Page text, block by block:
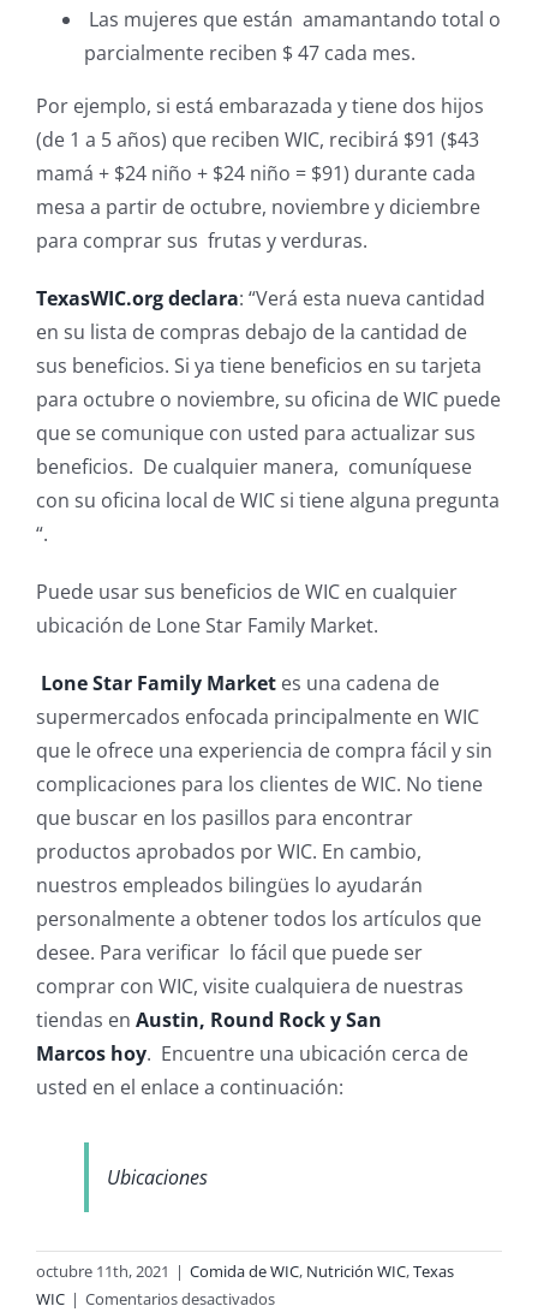
Las mujeres que están amamantando total o
parcialmente reciben $ 47 cada mes.
Por ejemplo, si está embarazada y tiene dos hijos
(de 1 a 5 años) que reciben WIC, recibirá $91 ($43
mamá + $24 niño + $24 niño = $91) durante cada
mesa a partir de octubre, noviembre y diciembre
para comprar sus frutas y verduras.
TexasWIC.org declara: “Verá esta nueva cantidad
en su lista de compras debajo de la cantidad de
sus beneficios. Si ya tiene beneficios en su tarjeta
para octubre o noviembre, su oficina de WIC puede
que se comunique con usted para actualizar sus
beneficios. De cualquier manera, comuníquese
con su oficina local de WIC si tiene alguna pregunta
“.
Puede usar sus beneficios de WIC en cualquier
ubicación de Lone Star Family Market.
Lone Star Family Market es una cadena de
supermercados enfocada principalmente en WIC
que le ofrece una experiencia de compra fácil y sin
complicaciones para los clientes de WIC. No tiene
que buscar en los pasillos para encontrar
productos aprobados por WIC. En cambio,
nuestros empleados bilingües lo ayudarán
personalmente a obtener todos los artículos que
desee. Para verificar lo fácil que puede ser
comprar con WIC, visite cualquiera de nuestras
tiendas en Austin, Round Rock y San
Marcos hoy. Encuentre una ubicación cerca de
usted en el enlace a continuación:
Ubicaciones
octubre 11th, 2021 | Comida de WIC, Nutrición WIC,Texas
WIC | Comentarios desactivadosen